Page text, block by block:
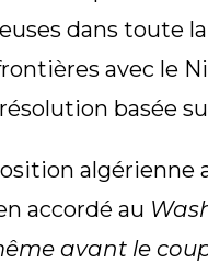
dans toute
avec le
basée
algérienne
accordé au
avant le